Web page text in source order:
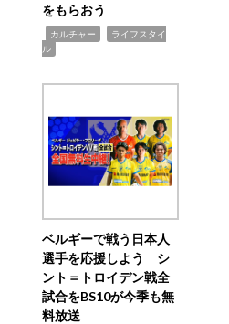
をもらおう
カルチャー
ライフスタイ
ル
ベルギーで戦う日本人
選手を応援しよう シ
ント＝トロイデン戦全
試合をBS10が今季も無
料放送